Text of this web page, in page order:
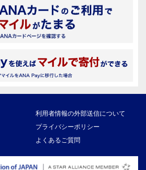
利用者情報の外部送信について
プライバシーポリシー
よくあるご質問